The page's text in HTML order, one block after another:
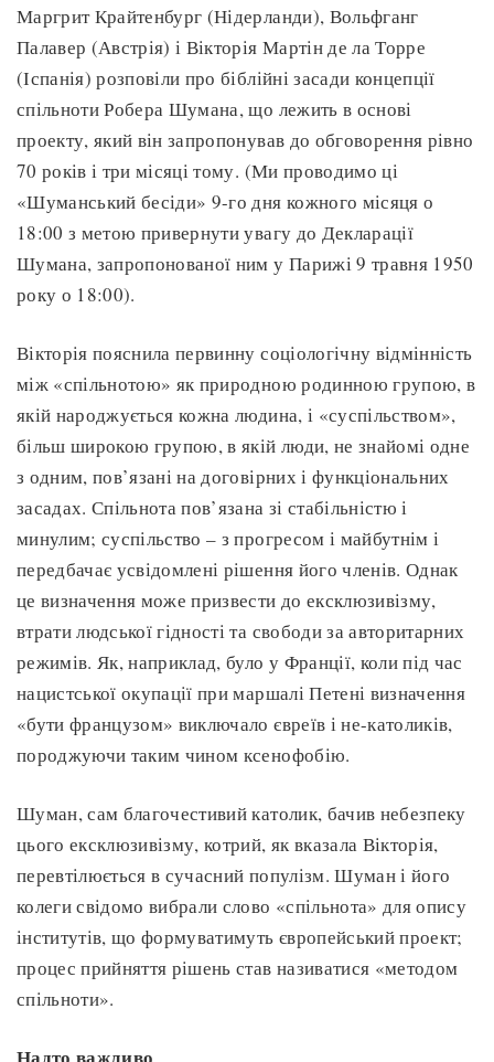
Маргрит Крайтенбург (Нідерланди), Вольфганг
Палавер (Австрія) і Вікторія Мартін де ла Торре
(Іспанія) розповіли про біблійні засади концепції
спільноти Робера Шумана, що лежить в основі
проекту, який він запропонував до обговорення рівно
70 років і три місяці тому. (Ми проводимо ці
«Шуманський бесіди» 9-го дня кожного місяця о
18:00 з метою привернути увагу до Декларації
Шумана, запропонованої ним у Парижі 9 травня 1950
року о 18:00).
Вікторія пояснила первинну соціологічну відмінність
між «спільнотою» як природною родинною групою, в
якій народжується кожна людина, і «суспільством»,
більш широкою групою, в якій люди, не знайомі одне
з одним, пов’язані на договірних і функціональних
засадах. Спільнота пов’язана зі стабільністю і
минулим; суспільство – з прогресом і майбутнім і
передбачає усвідомлені рішення його членів. Однак
це визначення може призвести до ексклюзивізму,
втрати людської гідності та свободи за авторитарних
режимів. Як, наприклад, було у Франції, коли під час
нацистської окупації при маршалі Петені визначення
«бути французом» виключало євреїв і не-католиків,
породжуючи таким чином ксенофобію.
Шуман, сам благочестивий католик, бачив небезпеку
цього ексклюзивізму, котрий, як вказала Вікторія,
перевтілюється в сучасний популізм. Шуман і його
колеги свідомо вибрали слово «спільнота» для опису
інститутів, що формуватимуть європейський проект;
процес прийняття рішень став називатися «методом
спільноти».